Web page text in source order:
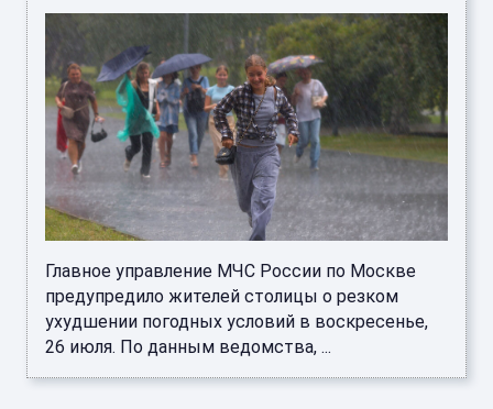
Главное управление МЧС России по Москве
предупредило жителей столицы о резком
ухудшении погодных условий в воскресенье,
26 июля. По данным ведомства, ...